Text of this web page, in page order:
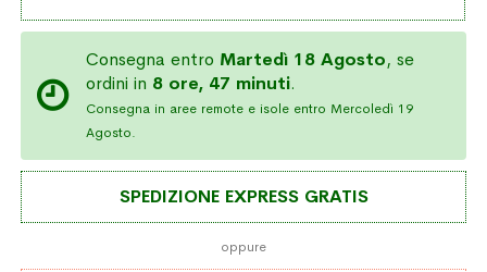
Consegna entro Martedì 18 Agosto, se
ordini in 8 ore, 47 minuti.
Consegna in aree remote e isole entro Mercoledì 19
Agosto.
SPEDIZIONE EXPRESS GRATIS
oppure